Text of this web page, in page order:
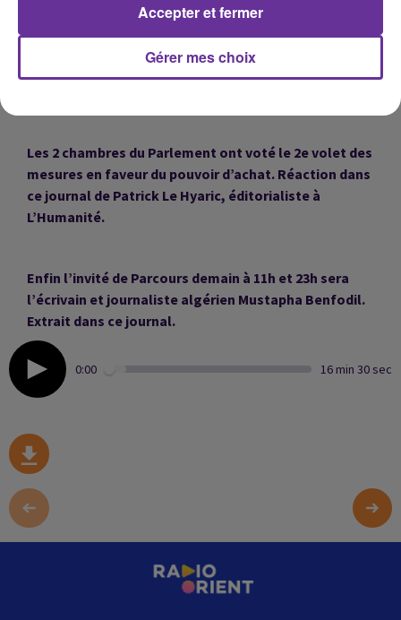
d’expulsion de l’imam Hassan Iquioussen. Gérald
Les 2 chambres du Parlement ont voté le 2e volet des
mesures en faveur du pouvoir d’achat. Réaction dans
ce journal de Patrick Le Hyaric, éditorialiste à
L’Humanité.
Enfin l’invité de Parcours demain à 11h et 23h sera
l’écrivain et journaliste algérien Mustapha Benfodil.
Extrait dans ce journal.
0:00 16 min 30 sec
Gérer mes choix
Accepter et fermer